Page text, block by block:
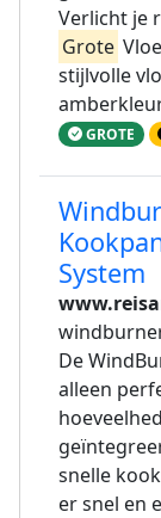
Verlicht je
Grote
stijlvolle
GROTE
System
De
alleen
snelle
er snel en